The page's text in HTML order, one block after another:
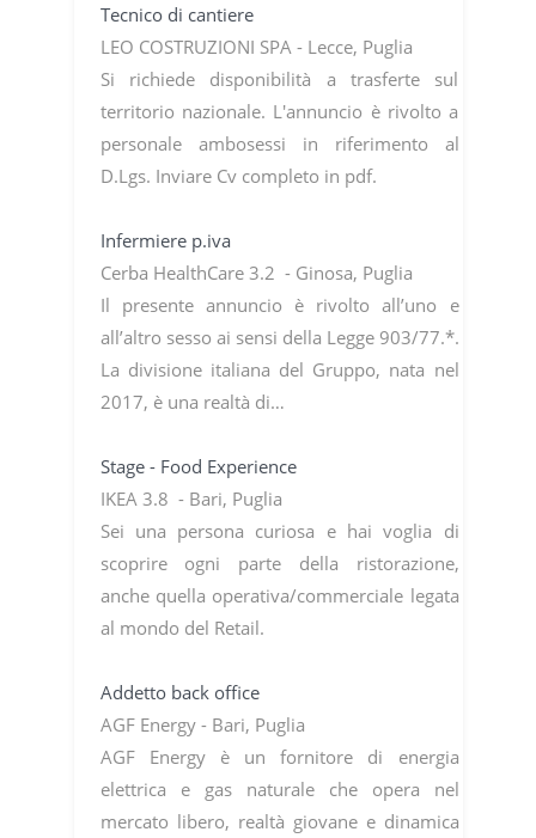
Tecnico di cantiere
LEO COSTRUZIONI SPA - Lecce, Puglia
Si richiede disponibilità a trasferte sul
territorio nazionale. L'annuncio è rivolto a
personale ambosessi in riferimento al
D.Lgs. Inviare Cv completo in pdf.
Infermiere p.iva
Cerba HealthCare 3.2 - Ginosa, Puglia
Il presente annuncio è rivolto all’uno e
all’altro sesso ai sensi della Legge 903/77.*.
La divisione italiana del Gruppo, nata nel
2017, è una realtà di…
Stage - Food Experience
IKEA 3.8 - Bari, Puglia
Sei una persona curiosa e hai voglia di
scoprire ogni parte della ristorazione,
anche quella operativa/commerciale legata
al mondo del Retail.
Addetto back office
AGF Energy - Bari, Puglia
AGF Energy è un fornitore di energia
elettrica e gas naturale che opera nel
mercato libero, realtà giovane e dinamica